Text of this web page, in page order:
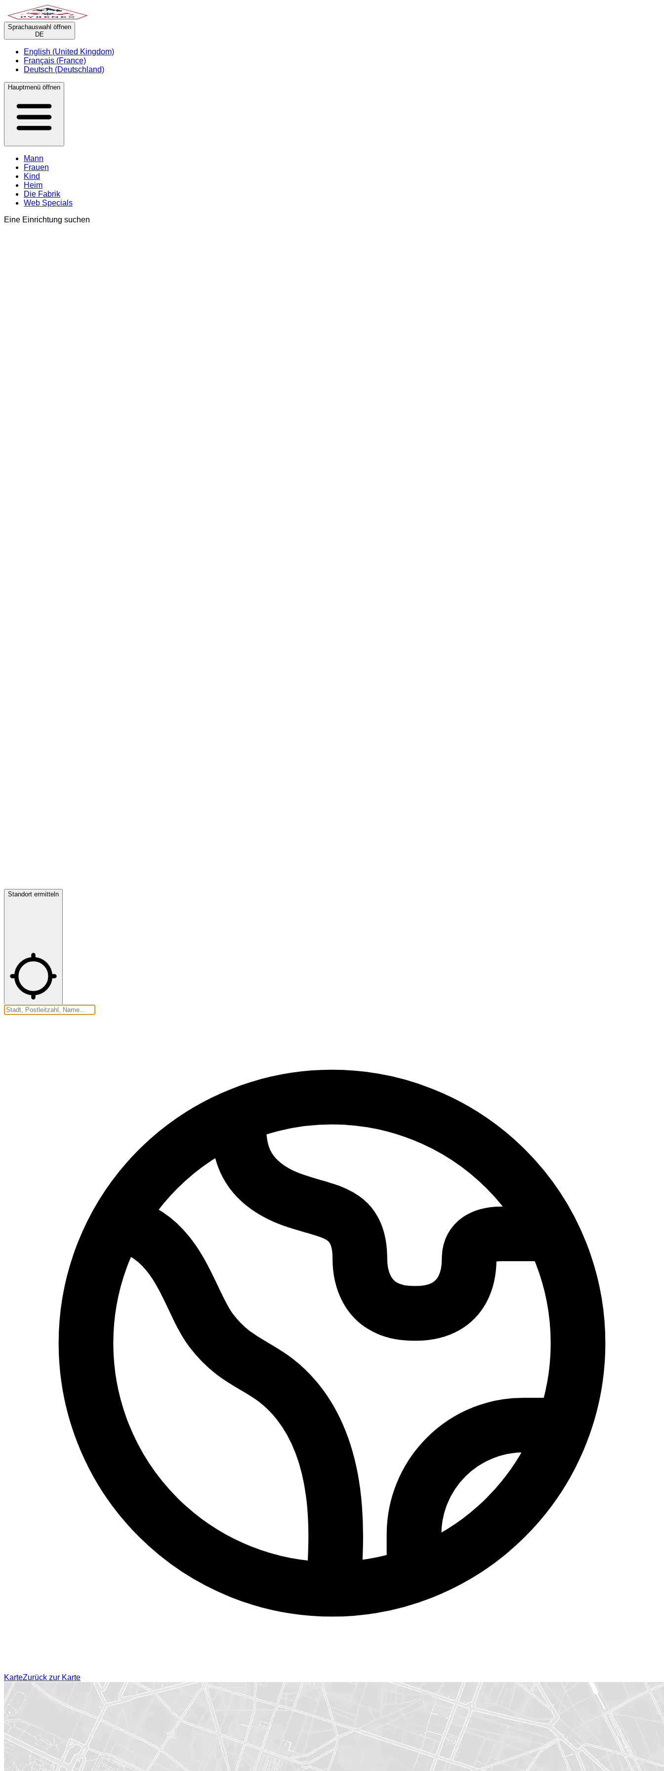
Sprachauswahl öffnen
DE
English (United Kingdom)
Français (France)
Deutsch (Deutschland)
Hauptmenü öffnen
Mann
Frauen
Kind
Heim
Die Fabrik
Web Specials
Eine Einrichtung suchen
Standort ermitteln
KarteZurück zur Karte